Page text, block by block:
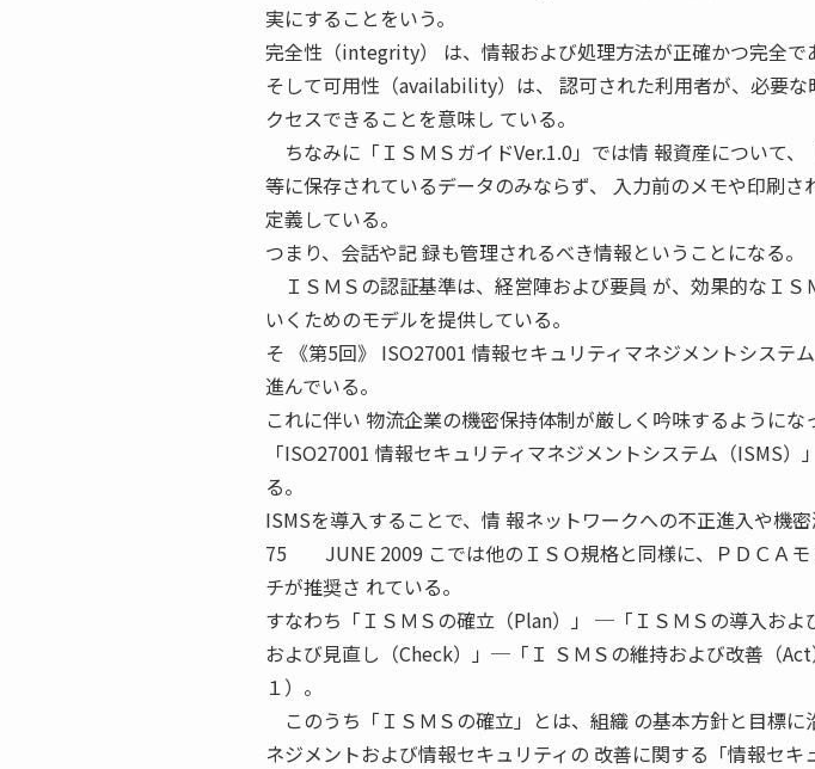
実にすることをいう。
完全性（integrity） は、情報および処理方法が正確かつ完全で
そして可用性（availability）は、 認可された利用者が、必要
クセスできることを意味し ている。
ちなみに「ＩＳＭＳガイドVer.1.0」では情 報資産について
等に保存されているデータのみならず、 入力前のメモや印刷さ
定義している。
つまり、会話や記 録も管理されるべき情報ということになる。
ＩＳＭＳの認証基準は、経営陣および要員 が、効果的なＩＳ
いくためのモデルを提供している。
そ 《第5回》 ISO27001 情報セキュリティマネジメントシス
進んでいる。
これに伴い 物流企業の機密保持体制が厳しく吟味するようにな
「ISO27001 情報セキュリティマネジメントシステム（ISMS
る。
ISMSを導入することで、情 報ネットワークへの不正進入や機
75 JUNE 2009 こでは他のＩＳＯ規格と同様に、ＰＤＣＡモ
チが推奨さ れている。
すなわち「ＩＳＭＳの確立（Plan）」 ─「ＩＳＭＳの導入お
および見直し（Check）」─「Ｉ ＳＭＳの維持および改善（
１）。
このうち「ＩＳＭＳの確立」とは、組織 の基本方針と目標
ネジメントおよび情報セキュリティの 改善に関する「情報セキ